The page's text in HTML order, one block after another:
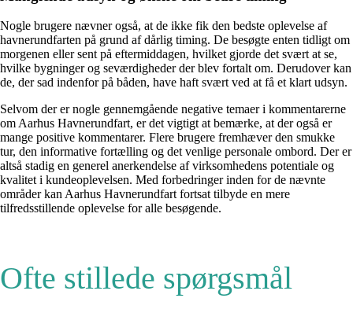
Nogle brugere nævner også, at de ikke fik den bedste oplevelse af
havnerundfarten på grund af dårlig timing. De besøgte enten tidligt om
morgenen eller sent på eftermiddagen, hvilket gjorde det svært at se,
hvilke bygninger og seværdigheder der blev fortalt om. Derudover kan
de, der sad indenfor på båden, have haft svært ved at få et klart udsyn.
Selvom der er nogle gennemgående negative temaer i kommentarerne
om Aarhus Havnerundfart, er det vigtigt at bemærke, at der også er
mange positive kommentarer. Flere brugere fremhæver den smukke
tur, den informative fortælling og det venlige personale ombord. Der er
altså stadig en generel anerkendelse af virksomhedens potentiale og
kvalitet i kundeoplevelsen. Med forbedringer inden for de nævnte
områder kan Aarhus Havnerundfart fortsat tilbyde en mere
tilfredsstillende oplevelse for alle besøgende.
Ofte stillede spørgsmål